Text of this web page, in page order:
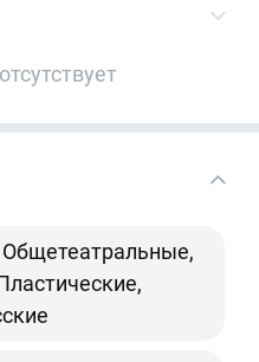
Общетеатральные,